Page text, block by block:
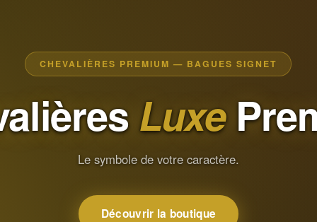
CHEVALIÈRES PREMIUM — BAGUES SIGNET
Luxe
Le symbole de votre caractère.
Découvrir la boutique